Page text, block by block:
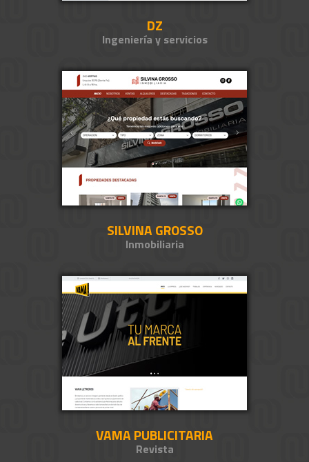
DZ
Ingeniería y servicios
SILVINA GROSSO
Inmobiliaria
VAMA PUBLICITARIA
Revista